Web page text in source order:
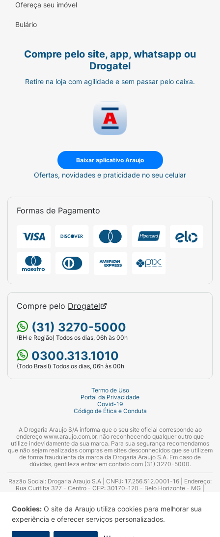
Cookies: O site da Araujo utiliza cookies para melhorar sua
experiência e oferecer serviços personalizados.
Ofereça seu imóvel
Bulário
Compre pelo site, app, whatsapp ou
Drogatel
Retire na loja com agilidade e sem passar pelo caixa.
Baixar aplicativo Araujo
Ofertas, novidades e praticidade no seu celular
Formas de Pagamento
Compre pelo Drogatel
(31) 3270-5000
(BH e Região) Todos os dias, 06h às 00h
0300.313.1010
(Todo Brasil) Todos os dias, 06h às 00h
Termo de Uso
Portal da Privacidade
Covid-19
Código de Ética e Conduta
A Drogaria Araujo S/A informa que o seu site oficial corresponde ao
endereço www.araujo.com.br, não reconhecendo qualquer outro que
utilize indevidamente da sua marca. Para sua segurança recomendamos
que não sejam realizadas compras em sites desconhecidos que se utilizem
de forma fraudulenta da marca da Drogaria Araujo S.A. Em caso de
dúvidas, gentileza entrar em contato com (31) 3270-5000.
Razão Social: Drogaria Araujo S.A | CNPJ: 17.256.512.0001-16 | Endereço:
Rua Curitiba 327 - Centro - CEP: 30170-120 - Belo Horizonte - MG |
Azevedo Guimarães – CRF 10.965 | Yasmin Silva Alvarenga – CRF 52.584 -
Consultor substituto: Thiago Aguiar Pinheiro - CRF Nº 13.748. Alvará
Sanitário: 2025020713 | Autorização de Funcionamento da Empresa (AFE):